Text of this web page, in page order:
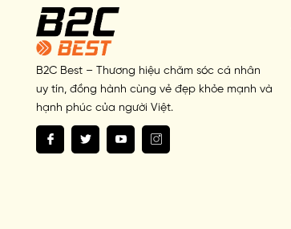
B2C Best – Thương hiệu chăm sóc cá nhân
uy tín, đồng hành cùng vẻ đẹp khỏe mạnh và
hạnh phúc của người Việt.